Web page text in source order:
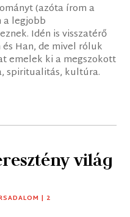
(azóta írom a
a legjobb
Idén is visszatérő
Han, de mivel róluk
emelek ki a megszokott
spiritualitás, kultúra.
világ
| 2